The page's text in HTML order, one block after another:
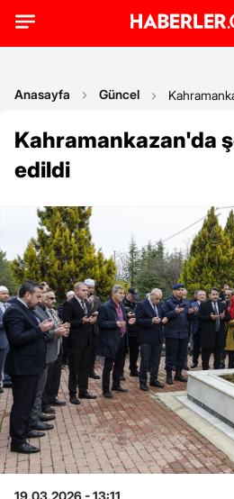
Anasayfa Güncel
Kahramankazan'da
edildi
19.03.2026 - 13:11